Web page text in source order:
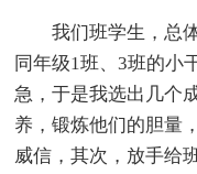
我们班学生，总
同年级1班、3班的小
急，于是我选出几个
养，锻炼他们的胆量
威信，其次，放手给